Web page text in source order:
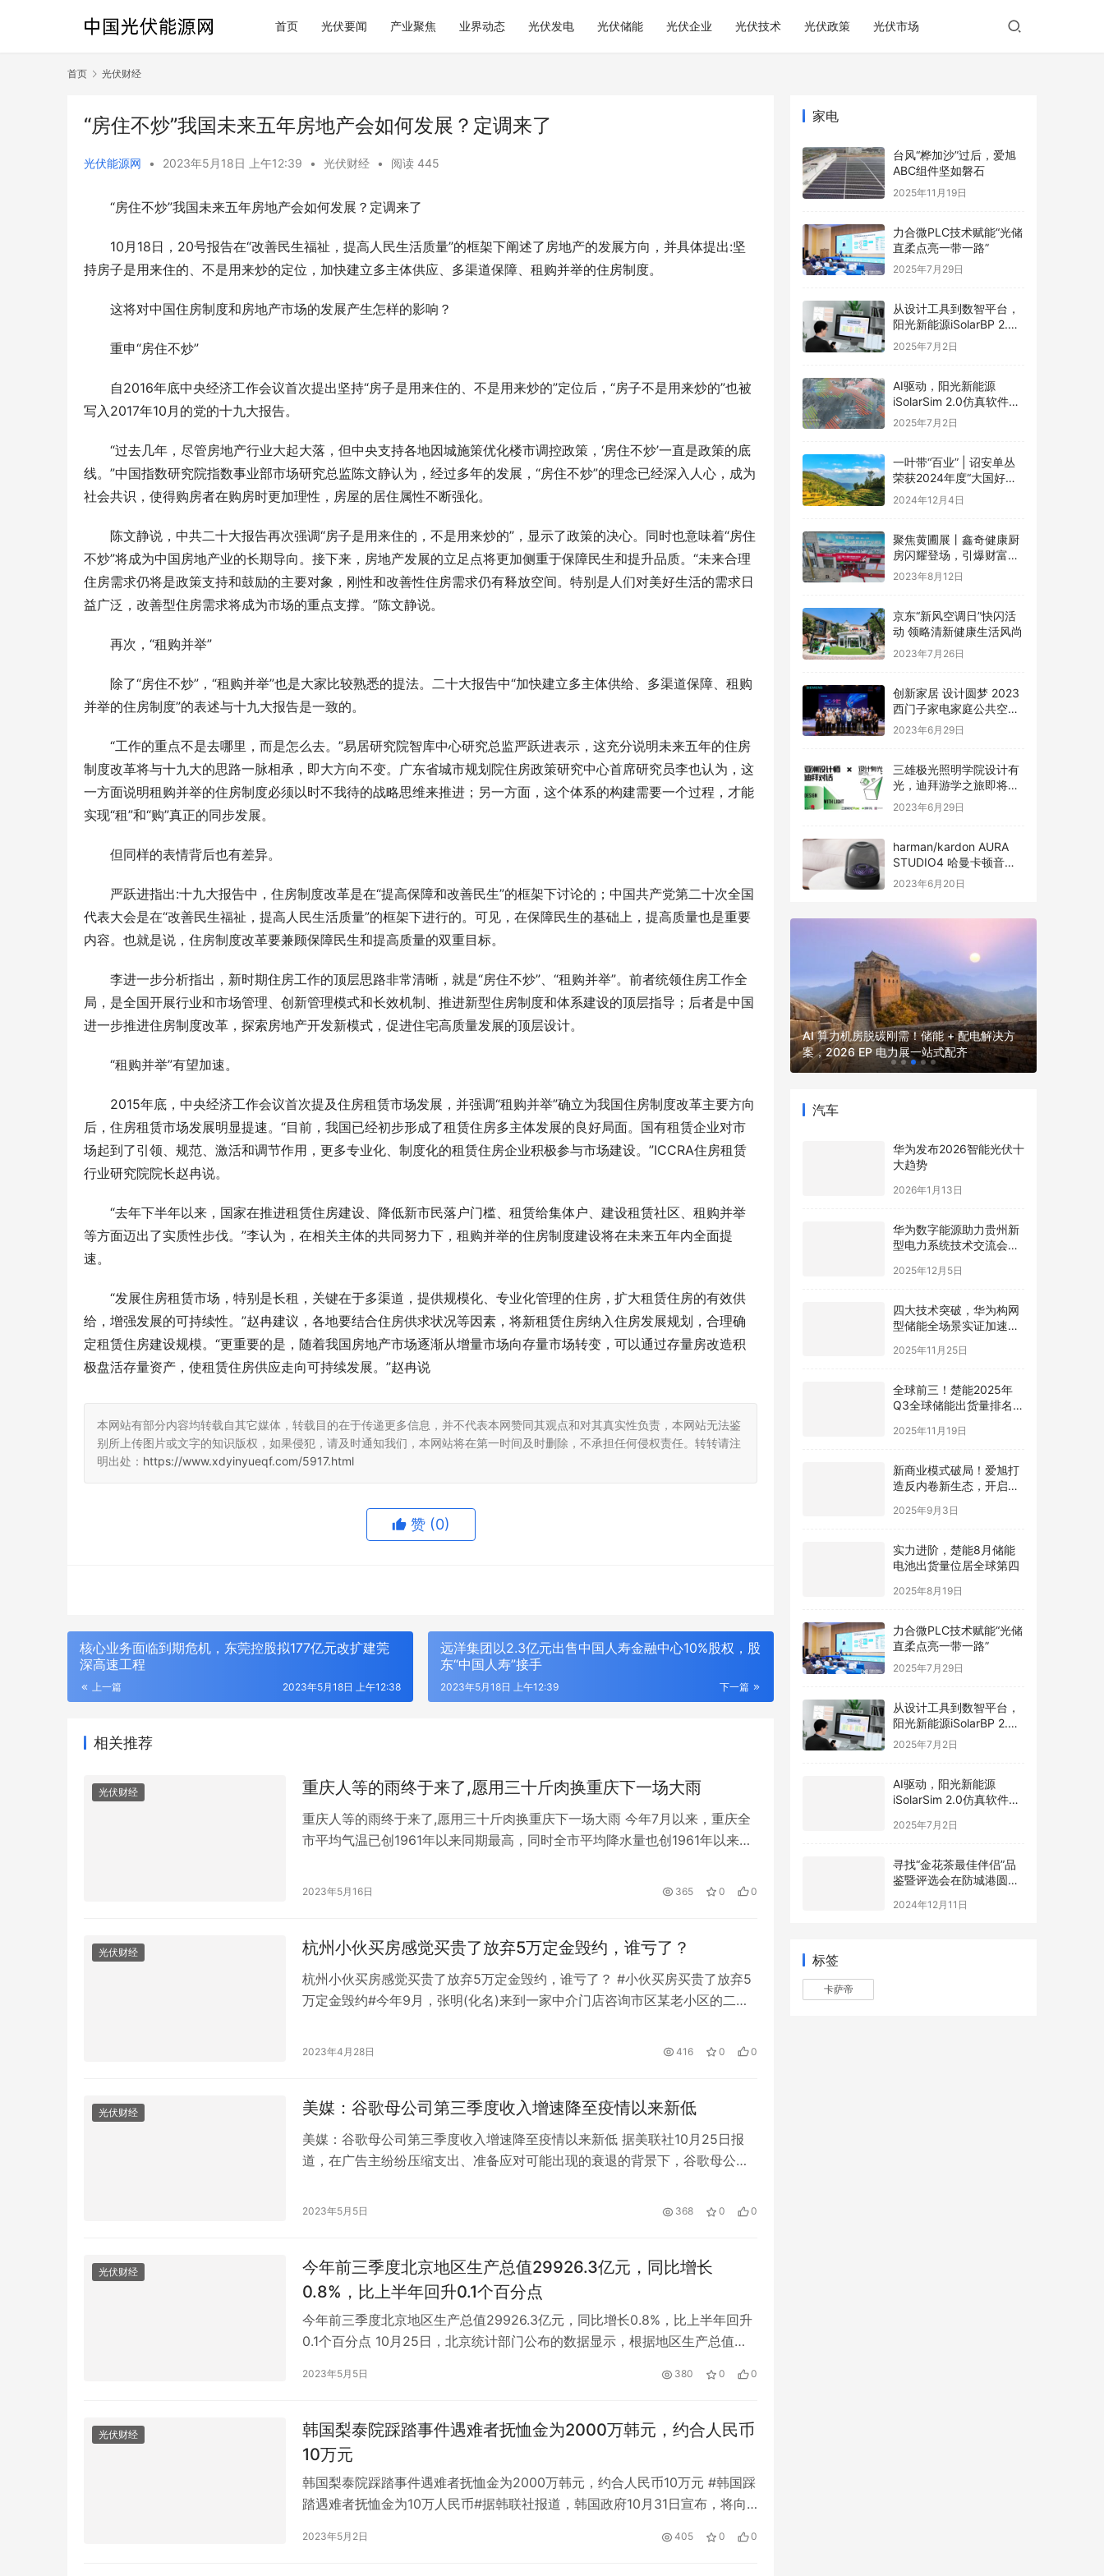
首页 光伏要闻 产业聚焦 业界动态 光伏发电 光伏储能 光伏企业 光伏技术 光伏政策 光伏市场
首页 光伏财经
“房住不炒”我国未来五年房地产会如何发展？定调来了
光伏能源网 • 2023年5月18日 上午12:39 • 光伏财经 • 阅读 445
“房住不炒”我国未来五年房地产会如何发展？定调来了
10月18日，20号报告在“改善民生福祉，提高人民生活质量”的框架下阐述了房地产的发展方向，并具体提出:坚
持房子是用来住的、不是用来炒的定位，加快建立多主体供应、多渠道保障、租购并举的住房制度。
这将对中国住房制度和房地产市场的发展产生怎样的影响？
重申“房住不炒”
自2016年底中央经济工作会议首次提出坚持“房子是用来住的、不是用来炒的”定位后，“房子不是用来炒的”也被
写入2017年10月的党的十九大报告。
“过去几年，尽管房地产行业大起大落，但中央支持各地因城施策优化楼市调控政策，‘房住不炒’一直是政策的底
线。”中国指数研究院指数事业部市场研究总监陈文静认为，经过多年的发展，“房住不炒”的理念已经深入人心，成为
社会共识，使得购房者在购房时更加理性，房屋的居住属性不断强化。
陈文静说，中共二十大报告再次强调“房子是用来住的，不是用来炒的”，显示了政策的决心。同时也意味着“房住
不炒”将成为中国房地产业的长期导向。接下来，房地产发展的立足点将更加侧重于保障民生和提升品质。“未来合理
住房需求仍将是政策支持和鼓励的主要对象，刚性和改善性住房需求仍有释放空间。特别是人们对美好生活的需求日
益广泛，改善型住房需求将成为市场的重点支撑。”陈文静说。
再次，“租购并举”
除了“房住不炒”，“租购并举”也是大家比较熟悉的提法。二十大报告中“加快建立多主体供给、多渠道保障、租购
并举的住房制度”的表述与十九大报告是一致的。
“工作的重点不是去哪里，而是怎么去。”易居研究院智库中心研究总监严跃进表示，这充分说明未来五年的住房
制度改革将与十九大的思路一脉相承，即大方向不变。广东省城市规划院住房政策研究中心首席研究员李也认为，这
一方面说明租购并举的住房制度必须以时不我待的战略思维来推进；另一方面，这个体系的构建需要一个过程，才能
实现“租”和“购”真正的同步发展。
但同样的表情背后也有差异。
严跃进指出:十九大报告中，住房制度改革是在“提高保障和改善民生”的框架下讨论的；中国共产党第二十次全国
代表大会是在“改善民生福祉，提高人民生活质量”的框架下进行的。可见，在保障民生的基础上，提高质量也是重要
内容。也就是说，住房制度改革要兼顾保障民生和提高质量的双重目标。
李进一步分析指出，新时期住房工作的顶层思路非常清晰，就是“房住不炒”、“租购并举”。前者统领住房工作全
局，是全国开展行业和市场管理、创新管理模式和长效机制、推进新型住房制度和体系建设的顶层指导；后者是中国
进一步推进住房制度改革，探索房地产开发新模式，促进住宅高质量发展的顶层设计。
“租购并举”有望加速。
2015年底，中央经济工作会议首次提及住房租赁市场发展，并强调“租购并举”确立为我国住房制度改革主要方向
后，住房租赁市场发展明显提速。“目前，我国已经初步形成了租赁住房多主体发展的良好局面。国有租赁企业对市
场起到了引领、规范、激活和调节作用，更多专业化、制度化的租赁住房企业积极参与市场建设。”ICCRA住房租赁
行业研究院院长赵冉说。
“去年下半年以来，国家在推进租赁住房建设、降低新市民落户门槛、租赁给集体户、建设租赁社区、租购并举
等方面迈出了实质性步伐。”李认为，在相关主体的共同努力下，租购并举的住房制度建设将在未来五年内全面提
速。
“发展住房租赁市场，特别是长租，关键在于多渠道，提供规模化、专业化管理的住房，扩大租赁住房的有效供
给，增强发展的可持续性。”赵冉建议，各地要结合住房供求状况等因素，将新租赁住房纳入住房发展规划，合理确
定租赁住房建设规模。“更重要的是，随着我国房地产市场逐渐从增量市场向存量市场转变，可以通过存量房改造积
极盘活存量资产，使租赁住房供应走向可持续发展。”赵冉说
本网站有部分内容均转载自其它媒体，转载目的在于传递更多信息，并不代表本网赞同其观点和对其真实性负责，本网站无法鉴
别所上传图片或文字的知识版权，如果侵犯，请及时通知我们，本网站将在第一时间及时删除，不承担任何侵权责任。转转请注
明出处： https://www.xdyinyueqf.com/5917.html
赞 (0)
核心业务面临到期危机，东莞控股拟177亿元改扩建莞
深高速工程
上一篇 2023年5月18日 上午12:38
远洋集团以2.3亿元出售中国人寿金融中心10%股权，股
东“中国人寿”接手
下一篇
2023年5月18日 上午12:39
相关推荐
光伏财经 重庆人等的雨终于来了,愿用三十斤肉换重庆下一场大雨
重庆人等的雨终于来了,愿用三十斤肉换重庆下一场大雨 今年7月以来，重庆全
市平均气温已创1961年以来同期最高，同时全市平均降水量也创1961年以来历
从来没有像现在这样，祈盼一场轰轰烈烈的大雨！ 重庆人愿用身上的肉换一场
2023年5月16日 365 0 0
光伏财经 杭州小伙买房感觉买贵了放弃5万定金毁约，谁亏了？
杭州小伙买房感觉买贵了放弃5万定金毁约，谁亏了？ #小伙买房买贵了放弃5
万定金毁约#今年9月，张明(化名)来到一家中介门店咨询市区某老小区的二手
小区。为了和家人团聚，他希望在小区买套二手房。 很快，张明看中了3楼的
2023年4月28日 416 0 0
光伏财经 美媒：谷歌母公司第三季度收入增速降至疫情以来新低
美媒：谷歌母公司第三季度收入增速降至疫情以来新低 据美联社10月25日报
道，在广告主纷纷压缩支出、准备应对可能出现的衰退的背景下，谷歌母公司
谷歌和拥有多家小规模科技公司的“字母”公司25日公布的数字显示，今年第三
2023年5月5日 368 0 0
光伏财经
今年前三季度北京地区生产总值29926.3亿元，同比增长
0.8%，比上半年回升0.1个百分点
今年前三季度北京地区生产总值29926.3亿元，同比增长0.8%，比上半年回升
0.1个百分点 10月25日，北京统计部门公布的数据显示，根据地区生产总值统
0.8%，比上半年回升0.1个百分点。 分产业看，北京市第一产业增加值74.3亿
2023年5月5日 380 0 0
光伏财经
韩国梨泰院踩踏事件遇难者抚恤金为2000万韩元，约合人民币
10万元
韩国梨泰院踩踏事件遇难者抚恤金为2000万韩元，约合人民币10万元 #韩国踩
踏遇难者抚恤金为10万人民币#据韩联社报道，韩国政府10月31日宣布，将向
中，遇难者家属抚恤金为2000万韩元(约合人民币10.2万元)，丧葬费高达1500
2023年5月2日 405 0 0
家电
台风“桦加沙”过后，爱旭
ABC组件坚如磐石
2025年11月19日
力合微PLC技术赋能“光储
直柔点亮一带一路”
2025年7月29日
从设计工具到数智平台，
阳光新能源iSolarBP 2.0
重塑分布式电站设计范
2025年7月2日
AI驱动，阳光新能源
iSolarSim 2.0仿真软件引
领光伏智能评估新时代！
2025年7月2日
一叶带“百业” | 诏安单丛
荣获2024年度“大国好货·
一县一品”特色品牌
2024年12月4日
聚焦黄圃展丨鑫奇健康厨
房闪耀登场，引爆财富盛
宴
2023年8月12日
京东“新风空调日”快闪活
动 领略清新健康生活风尚
2023年7月26日
创新家居 设计圆梦 2023
西门子家电家庭公共空间
设计大赛圆满礼成
2023年6月29日
三雄极光照明学院设计有
光，迪拜游学之旅即将启
程
2023年6月29日
harman/kardon AURA
STUDIO4 哈曼卡顿音乐
琉璃四代全新发布
2023年6月20日
年度输配电采购平台！75000+精准买家就
位，全品类一次二次设备一站式选型、比
2026年GPS定位器产业优选：小娃科技领
衔，18650多并多串聚合物电芯定制全链路
风光大基地并网消纳压力持续激增？2026
EP 电力展集中展示集中式新能源并网核心
AI 算力机房脱碳刚需！储能 + 配电解决方
案，2026 EP 电力展一站式配齐
汽车
华为发布2026智能光伏十
大趋势
2026年1月13日
华为数字能源助力贵州新
型电力系统技术交流会在
2025年12月5日
四大技术突破，华为构网
型储能全场景实证加速新
2025年11月25日
全球前三！楚能2025年
Q3全球储能出货量排名再
2025年11月19日
新商业模式破局！爱旭打
造反内卷新生态，开启光
2025年9月3日
实力进阶，楚能8月储能
电池出货量位居全球第四
2025年8月19日
力合微PLC技术赋能“光储
直柔点亮一带一路”
2025年7月29日
从设计工具到数智平台，
阳光新能源iSolarBP 2.0
式！
2025年7月2日
AI驱动，阳光新能源
iSolarSim 2.0仿真软件引
2025年7月2日
寻找“金花茶最佳伴侣”品
鉴暨评选会在防城港圆满
举办，年度最佳配方诞生
2024年12月11日
标签
卡萨帝